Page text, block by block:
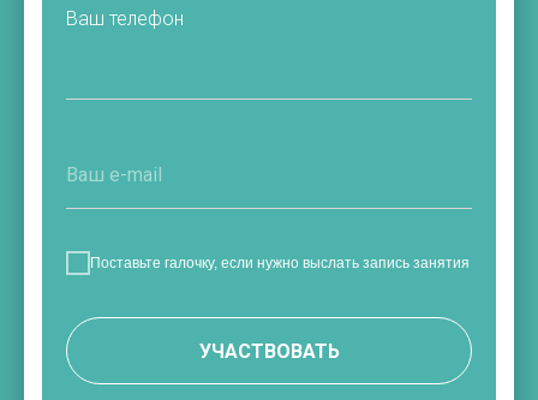
Ваш телефон
Поставьте галочку, если нужно выслать запись занятия
УЧАСТВОВАТЬ